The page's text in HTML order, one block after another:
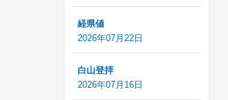
経県値
2026年07月22日
白山登拝
2026年07月16日